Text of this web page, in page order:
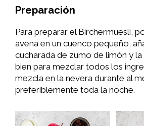
Preparación
Para preparar el Birchermüesli,
avena en un cuenco pequeño,
cucharada de zumo de limón y
bien para mezclar todos los
mezcla en la nevera durante al
preferiblemente toda la noche.